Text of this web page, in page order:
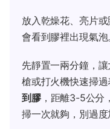
放入乾燥花、亮片
會看到膠裡出現氣泡
先靜置一兩分鐘，
槍或打火機快速掃
到膠，距離3-5公分
掃一次就夠，別過度